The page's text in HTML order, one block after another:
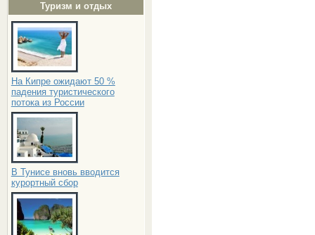
Туризм и отдых
На Кипре ожидают 50 %
падения туристического
потока из России
В Тунисе вновь вводится
курортный сбор